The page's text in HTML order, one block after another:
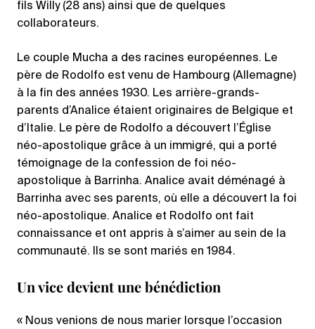
fils Willy (28 ans) ainsi que de quelques
collaborateurs.
Le couple Mucha a des racines européennes. Le
père de Rodolfo est venu de Hambourg (Allemagne)
à la fin des années 1930. Les arrière-grands-
parents d’Analice étaient originaires de Belgique et
d’Italie. Le père de Rodolfo a découvert l’Église
néo-apostolique grâce à un immigré, qui a porté
témoignage de la confession de foi néo-
apostolique à Barrinha. Analice avait déménagé à
Barrinha avec ses parents, où elle a découvert la foi
néo-apostolique. Analice et Rodolfo ont fait
connaissance et ont appris à s’aimer au sein de la
communauté. Ils se sont mariés en 1984.
Un vice devient une bénédiction
« Nous venions de nous marier lorsque l’occasion